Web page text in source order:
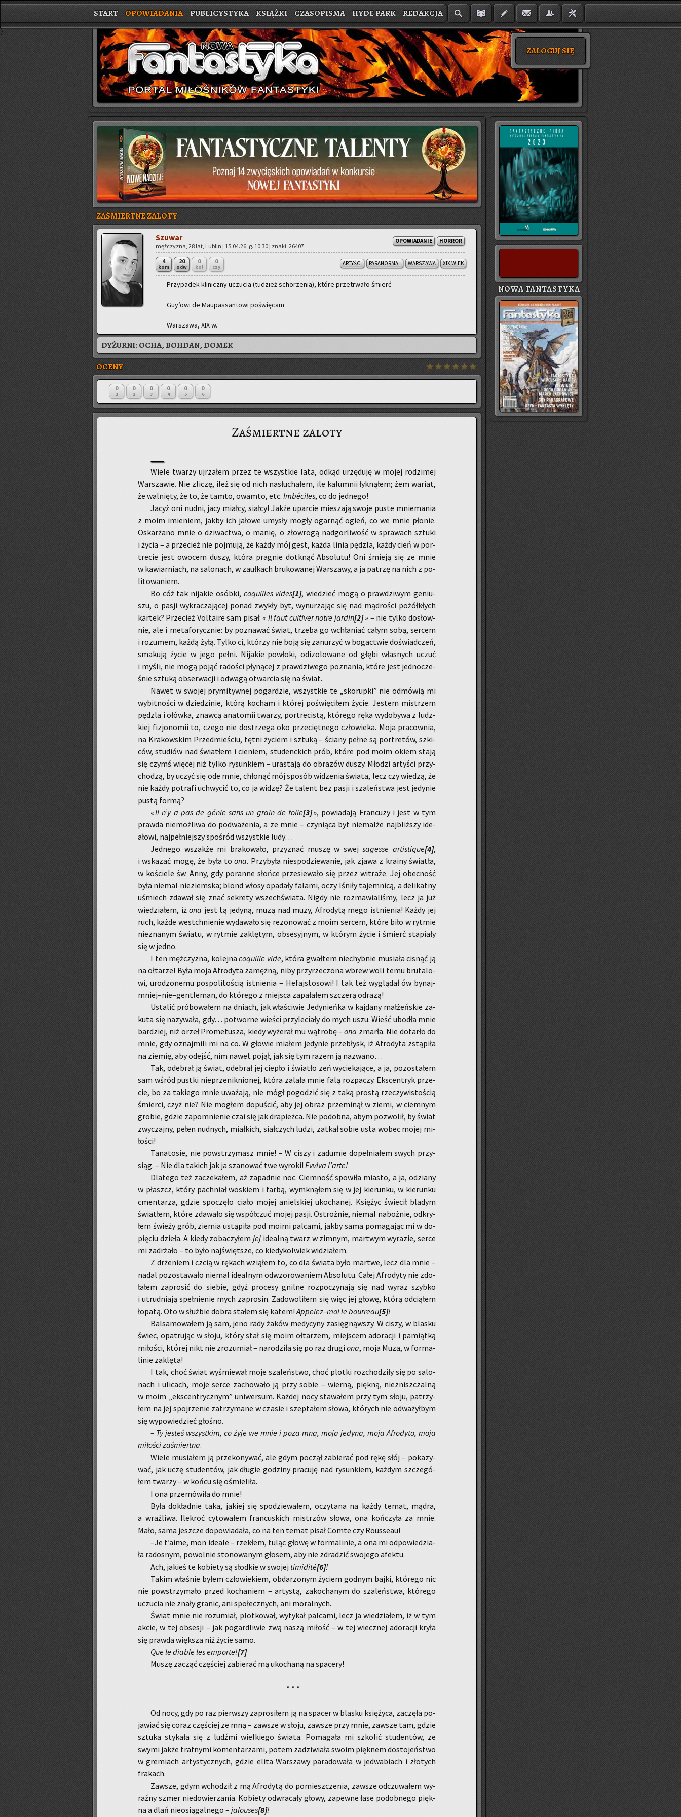
START OPOWIADANIA PUBLICYSTYKA KSIĄŻKI CZASOPISMA HYDE PARK REDAKCJA
ZALOGUJ SIĘ
}
ZAŚMIERTNE ZALOTY
OPOWIADANIE HORROR
Szu­war
męż­czy­zna, 28 lat, Lu­blin | 15.04.26, g. 10:30 | znaki: 26407
4
kom
20
odw
0
kol
0
czy
ARTYŚCI PARANORMAL WARSZAWA XIX WIEK
Przy­pa­dek kli­nicz­ny uczu­cia (tu­dzież scho­rze­nia), które prze­trwa­ło śmierć
Guy’owi de Mau­pas­san­to­wi po­świę­cam
War­sza­wa, XIX w.
DYŻURNI: OCHA, BOHDAN, DOMEK
OCENY
0
1
0
2
0
3
0
4
0
5
0
6
Zaśmiertne zaloty
Wiele twa­rzy uj­rza­łem przez te wszyst­kie lata, odkąd urzę­du­ję w mojej ro­dzi­mej
War­sza­wie. Nie zli­czę, ileż się od nich na­słu­cha­łem, ile ka­lum­nii łyk­ną­łem; żem wa­riat,
że wal­nię­ty, że to, że tamto, owam­to, etc. Imbéciles, co do jed­ne­go!
Jacyż oni nudni, jacy miał­cy, siał­cy! Jakże upar­cie mie­sza­ją swoje puste mnie­ma­nia
z moim imie­niem, jakby ich ja­ło­we umy­sły mogły ogar­nąć ogień, co we mnie pło­nie.
Oskar­ża­no mnie o dzi­wac­twa, o manię, o zło­wro­gą nad­gor­li­wość w spra­wach sztu­ki
i życia – a prze­cież nie poj­mu­ją, że każdy mój gest, każda linia pędz­la, każdy cień w por­
tre­cie jest owo­cem duszy, która pra­gnie do­tknąć Ab­so­lu­tu! Oni śmie­ją się ze mnie
w ka­wiar­niach, na sa­lo­nach, w za­uł­kach bru­ko­wa­nej War­sza­wy, a ja pa­trzę na nich z po­
li­to­wa­niem.
Bo cóż tak ni­ja­kie osób­ki, co­qu­il­les vides[1], wie­dzieć mogą o praw­dzi­wym ge­niu­
szu, o pasji wy­kra­cza­ją­cej ponad zwy­kły byt, wy­nu­rza­jąc się nad mą­dro­ści po­żół­kłych
kar­tek? Prze­cież Vol­ta­ire sam pisał:« Il faut cul­ti­ver notre jar­din[2]» – nie tylko do­słow­
nie, ale i me­ta­fo­rycz­nie: by po­zna­wać świat, trze­ba go wchła­niać całym sobą, ser­cem
i ro­zu­mem, każdą żyłą. Tylko ci, któ­rzy nie boją się za­nu­rzyć w bo­gac­twie do­świad­czeń,
sma­ku­ją życie w jego pełni. Ni­ja­kie po­wło­ki, od­izo­lo­wa­ne od głębi wła­snych uczuć
i myśli, nie mogą pojąć ra­do­ści pły­ną­cej z praw­dzi­we­go po­zna­nia, które jest jed­no­cze­
śnie sztu­ką ob­ser­wa­cji i od­wa­gą otwar­cia się na świat.
Nawet w swo­jej pry­mi­tyw­nej po­gar­dzie, wszyst­kie te „sko­rup­ki” nie od­mó­wią mi
wy­bit­no­ści w dzie­dzi­nie, którą ko­cham i któ­rej po­świę­ci­łem życie. Je­stem mi­strzem
pędz­la i ołów­ka, znaw­cą ana­to­mii twa­rzy, por­tre­ci­stą, któ­re­go ręka wy­do­by­wa z ludz­
kiej fi­zjo­no­mii to, czego nie do­strze­ga oko prze­cięt­ne­go czło­wie­ka. Moja pra­cow­nia,
na Kra­kow­skim Przed­mie­ściu, tętni ży­ciem i sztu­ką – ścia­ny pełne są por­tre­tów, szki­
ców, stu­diów nad świa­tłem i cie­niem, stu­denc­kich prób, które pod moim okiem stają
się czymś wię­cej niż tylko ry­sun­kiem – ura­sta­ją do ob­ra­zów duszy. Mło­dzi ar­ty­ści przy­
cho­dzą, by uczyć się ode mnie, chło­nąć mój spo­sób wi­dze­nia świa­ta, lecz czy wie­dzą, że
nie każdy po­tra­fi uchwy­cić to, co ja widzę? Że ta­lent bez pasji i sza­leń­stwa jest je­dy­nie
pustą formą?
«Il n’y a pas de génie sans un grain de folie[3]», po­wia­da­ją Fran­cu­zy i jest w tym
praw­da nie­moż­li­wa do pod­wa­że­nia, a ze mnie – czy­nią­ca byt nie­mal­że naj­bliż­szy ide­
ało­wi, naj­peł­niej­szy spo­śród wszyst­kie ludy…
Jed­ne­go wszak­że mi bra­ko­wa­ło, przy­znać muszę w swejsa­ges­se ar­ti­sti­que[4],
i wska­zać mogę, że była toona. Przy­by­ła nie­spo­dzie­wa­nie, jak zjawa z kra­iny świa­tła,
w ko­ście­le św. Anny, gdy po­ran­ne słoń­ce prze­sie­wa­ło się przez wi­tra­że. Jej obec­ność
była nie­mal nie­ziem­ska; blond włosy opa­da­ły fa­la­mi, oczy lśni­ły ta­jem­ni­cą, a de­li­kat­ny
uśmiech zda­wał się znać se­kre­ty wszech­świa­ta. Nigdy nie roz­ma­wia­li­śmy, lecz ja już
wie­dzia­łem, iżona jest tą je­dy­ną, muzą nad muzy, Afro­dy­tą mego ist­nie­nia! Każdy jej
ruch, każde wes­tchnie­nie wy­da­wa­ło się re­zo­no­wać z moim ser­cem, które biło w ryt­mie
nie­zna­nym świa­tu, w ryt­mie za­klę­tym, ob­se­syj­nym, w któ­rym życie i śmierć sta­pia­ły
się w jedno.
I ten męż­czy­zna, ko­lej­naco­qu­il­le vide, która gwał­tem nie­chyb­nie mu­sia­ła ci­snąć ją
na oł­ta­rze! Była moja Afro­dy­ta za­męż­ną, niby przy­rze­czo­na wbrew woli temu bru­ta­lo­
wi, uro­dzo­ne­mu po­spo­li­to­ścią ist­nie­nia – He­faj­sto­so­wi! I tak też wy­glą­dał ów by­naj­
mniej–nie–gen­tle­man, do któ­re­go z miej­sca za­pa­ła­łem szcze­rą od­ra­zą!
Usta­lić pró­bo­wa­łem na dniach, jak wła­ści­wie Je­dy­nień­ka w kaj­da­ny mał­żeń­skie za­
ku­ta się na­zy­wa­ła, gdy… po­twor­ne wie­ści przy­le­cia­ły do mych uszu. Wieść ubo­dła mnie
bar­dziej, niż orzeł Pro­me­tu­sza, kiedy wy­że­rał mu wą­tro­bę –ona zmar­ła. Nie do­tar­ło do
mnie, gdy oznaj­mi­li mi na co. W gło­wie mia­łem je­dy­nie prze­błysk, iż Afro­dy­ta zstą­pi­ła
na zie­mię, aby odejść, nim nawet pojął, jak się tym razem ją na­zwa­no…
Tak, ode­brał ją świat, ode­brał jej cie­pło i świa­tło zeń wy­cie­ka­ją­ce, a ja, po­zo­sta­łem
sam wśród pust­ki nie­prze­nik­nio­nej, która za­la­ła mnie falą roz­pa­czy. Eks­cen­tryk prze­
cie, bo za ta­kie­go mnie uwa­ża­ją, nie mógł po­go­dzić się z taką pro­stą rze­czy­wi­sto­ścią
śmier­ci, czyż nie? Nie mo­głem do­pu­ścić, aby jej obraz prze­mi­nął w ziemi, w ciem­nym
gro­bie, gdzie za­po­mnie­nie czai się jak dra­pież­ca. Nie po­dob­na, abym po­zwo­lił, by świat
zwy­czaj­ny, pełen nud­nych, miał­kich, siał­czych ludzi, za­tkał sobie usta wobec mojej mi­
ło­ści!
Ta­na­to­sie, nie po­wstrzy­masz mnie! – W ciszy i za­du­mie do­peł­nia­łem swych przy­
siąg. – Nie dla ta­kich jak ja sza­no­wać twe wy­ro­ki! Evvi­va l’arte!
Dla­te­go też za­cze­ka­łem, aż za­pad­nie noc. Ciem­ność spo­wi­ła mia­sto, a ja, odzia­ny
w płaszcz, który pach­niał wo­skiem i farbą, wy­mkną­łem się w jej kie­run­ku, w kie­run­ku
cmen­ta­rza, gdzie spo­czę­ło ciało mojej aniel­skiej uko­cha­nej. Księ­życ świe­cił bla­dym
świa­tłem, które zda­wa­ło się współ­czuć mojej pasji. Ostroż­nie, nie­mal na­boż­nie, od­kry­
łem świe­ży grób, zie­mia ustą­pi­ła pod moimi pal­ca­mi, jakby sama po­ma­ga­jąc mi w do­
pię­ciu dzie­ła. A kiedy zo­ba­czy­łem jejide­al­ną twarz w zim­nym, mar­twym wy­ra­zie, serce
mi za­drża­ło – to było naj­święt­sze, co kie­dy­kol­wiek wi­dzia­łem.
Z drże­niem i czcią w rę­kach wzią­łem to, co dla świa­ta było mar­twe, lecz dla mnie –
nadal po­zo­sta­wa­ło nie­mal ide­al­nym od­wzo­ro­wa­niem Ab­so­lu­tu. Całej Afro­dy­ty nie zdo­
ła­łem za­pro­sić do sie­bie, gdyż pro­ce­sy gnil­ne roz­po­czy­na­ją się nad wyraz szyb­ko
i utrud­nia­ją speł­nie­nie mych za­pro­sin. Za­do­wo­li­łem się więc jej głowę, którą od­cią­łem
ło­pa­tą. Oto w służ­bie dobra sta­łem się katem!Ap­pe­lez–moi le bo­ur­re­au[5]!
Bal­sa­mo­wa­łem ją sam, jeno rady żaków me­dy­cy­ny za­się­gnąw­szy. W ciszy, w bla­sku
świec, opa­tru­jąc w słoju, który stał się moim oł­ta­rzem, miej­scem ad­o­ra­cji i pa­miąt­ką
mi­ło­ści, któ­rej nikt nie zro­zu­miał – na­ro­dzi­ła się po raz drugi ona, moja Muza, w for­ma­
li­nie za­klę­ta!
I tak, choć świat wy­śmie­wał moje sza­leń­stwo, choć plot­ki roz­cho­dzi­ły się po sa­lo­
nach i uli­cach, moje serce za­cho­wa­ło ją przy sobie – wier­ną, pięk­ną, nie­znisz­czal­ną
w moim „eks­cen­trycz­nym” uni­wer­sum. Każ­dej nocy sta­wa­łem przy tym słoju, pa­trzy­
łem na jej spoj­rze­nie za­trzy­ma­ne w cza­sie i szep­ta­łem słowa, któ­rych nie od­wa­żył­bym
się wy­po­wie­dzieć gło­śno.
– Ty je­steś wszyst­kim, co żyje we mnie i poza mną, moja je­dy­na, moja Afro­dy­to, moja
mi­ło­ści za­śmiert­na.
Wiele mu­sia­łem ją prze­ko­ny­wać, ale gdym po­czął za­bie­rać pod rękę słój – po­ka­zy­
wać, jak uczę stu­den­tów, jak dłu­gie go­dzi­ny pra­cu­ję nad ry­sun­kiem, każ­dym szcze­gó­
łem twa­rzy – w końcu się ośmie­li­ła.
I ona prze­mó­wi­ła do mnie!
Była do­kład­nie taka, ja­kiej się spo­dzie­wa­łem, oczy­ta­na na każdy temat, mądra,
a wraż­li­wa. Ile­kroć cy­to­wa­łem fran­cu­skich mi­strzów słowa, ona koń­czy­ła za mnie.
Mało, sama jesz­cze do­po­wia­da­ła, co na ten temat pisał Comte czy Ro­us­se­au!
–Je t’aime, mon ide­ale – rze­kłem, tuląc głowę w for­ma­li­nie, a ona mi od­po­wie­dzia­
ła ra­do­snym, po­wol­nie sto­no­wa­nym gło­sem, aby nie zdra­dzić swo­je­go afek­tu.
Ach, ja­kieś te ko­bie­ty są słod­kie w swo­jej ti­mi­dité[6]!
Takim wła­śnie byłem czło­wie­kiem, ob­da­rzo­nym ży­ciem god­nym bajki, któ­re­go nic
nie po­wstrzy­ma­ło przed ko­cha­niem – ar­ty­stą, za­ko­cha­nym do sza­leń­stwa, któ­re­go
uczu­cia nie znały gra­nic, ani spo­łecz­nych, ani mo­ral­nych.
Świat mnie nie ro­zu­miał, plot­ko­wał, wy­ty­kał pal­ca­mi, lecz ja wie­dzia­łem, iż w tym
akcie, w tej ob­se­sji – jak po­gar­dli­wie zwą naszą mi­łość – w tej wiecz­nej ad­o­ra­cji kryła
się praw­da więk­sza niż życie samo.
Que le dia­ble les em­por­te![7]
Muszę za­cząć czę­ściej za­bie­rać mą uko­cha­ną na spa­ce­ry!
* * *
Od nocy, gdy po raz pierw­szy za­pro­si­łem ją na spa­cer w bla­sku księ­ży­ca, za­czę­ła po­
ja­wiać się coraz czę­ściej ze mną – za­wsze w słoju, za­wsze przy mnie, za­wsze tam, gdzie
sztu­ka sty­ka­ła się z ludź­mi wiel­kie­go świa­ta. Po­ma­ga­ła mi szko­lić stu­den­tów, ze
swymi jakże traf­ny­mi ko­men­ta­rza­mi, potem za­dzi­wia­ła swoim pięk­nem do­sto­jeń­stwo
w gre­miach ar­ty­stycz­nych, gdzie elita War­sza­wy pa­ra­do­wa­ła w je­dwa­biach i zło­tych
fra­kach.
Za­wsze, gdym wcho­dził z mą Afro­dy­tą do po­miesz­cze­nia, za­wsze od­czu­wa­łem wy­
raź­ny szmer nie­do­wie­rza­nia. Ko­bie­ty od­wra­ca­ły głowy, za­pew­ne łase po­dob­ne­go pięk­
na a dlań nie­osią­gal­ne­go – ja­lo­uses[8]!
NOWA FANTASTYKA